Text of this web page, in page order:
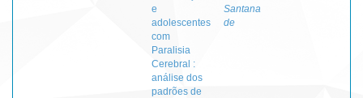
e
adolescentes
com
Paralisia
Cerebral :
análise dos
padrões de
Santana
de